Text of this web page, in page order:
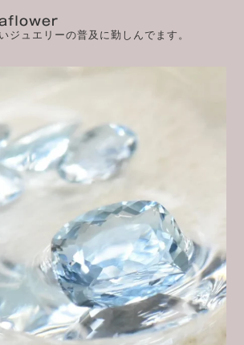
ジュエリーの普及に勤しんでます。